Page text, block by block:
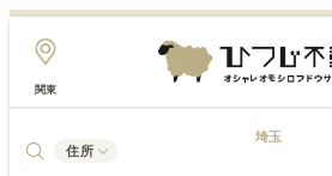
関東
住所
埼玉